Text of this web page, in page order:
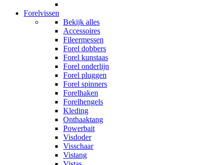
Forelvissen
Bekijk alles
Accessoires
Fileermessen
Forel dobbers
Forel kunstaas
Forel onderlijn
Forel pluggen
Forel spinners
Forelhaken
Forelhengels
Kleding
Onthaaktang
Powerbait
Visdoder
Visschaar
Vistang